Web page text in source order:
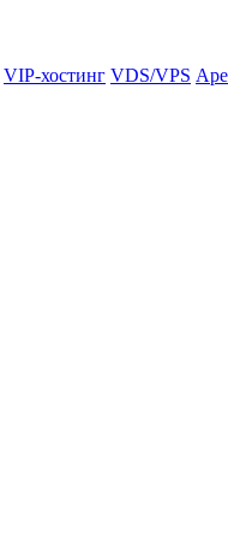
VIP-хостинг VDS/VPS